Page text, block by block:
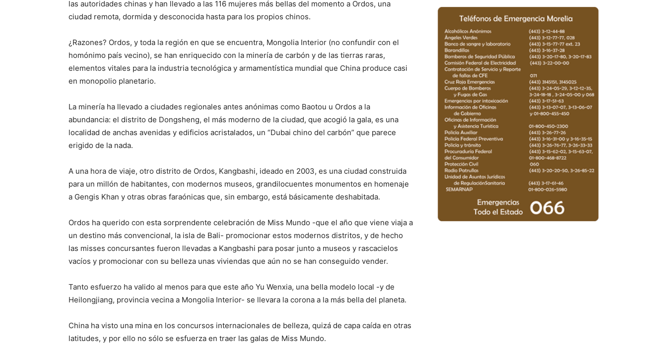
las autoridades chinas y han llevado a las 116 mujeres más bellas del momento a Ordos, una
ciudad remota, dormida y desconocida hasta para los propios chinos.
¿Razones? Ordos, y toda la región en que se encuentra, Mongolia Interior (no confundir con el
homónimo país vecino), se han enriquecido con la minería de carbón y de las tierras raras,
elementos vitales para la industria tecnológica y armamentística mundial que China produce casi
en monopolio planetario.
La minería ha llevado a ciudades regionales antes anónimas como Baotou u Ordos a la
abundancia: el distrito de Dongsheng, el más moderno de la ciudad, que acogió la gala, es una
localidad de anchas avenidas y edificios acristalados, un “Dubai chino del carbón” que parece
erigido de la nada.
A una hora de viaje, otro distrito de Ordos, Kangbashi, ideado en 2003, es una ciudad construida
para un millón de habitantes, con modernos museos, grandilocuentes monumentos en homenaje
a Gengis Khan y otras obras faraónicas que, sin embargo, está básicamente deshabitada.
Ordos ha querido con esta sorprendente celebración de Miss Mundo -que el año que viene viaja a
un destino más convencional, la isla de Bali- promocionar estos modernos distritos, y de hecho
las misses concursantes fueron llevadas a Kangbashi para posar junto a museos y rascacielos
vacíos y promocionar con su belleza unas viviendas que aún no se han conseguido vender.
Tanto esfuerzo ha valido al menos para que este año Yu Wenxia, una bella modelo local -y de
Heilongjiang, provincia vecina a Mongolia Interior- se llevara la corona a la más bella del planeta.
China ha visto una mina en los concursos internacionales de belleza, quizá de capa caída en otras
latitudes, y por ello no sólo se esfuerza en traer las galas de Miss Mundo.